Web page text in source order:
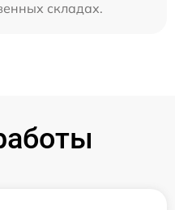
складах.